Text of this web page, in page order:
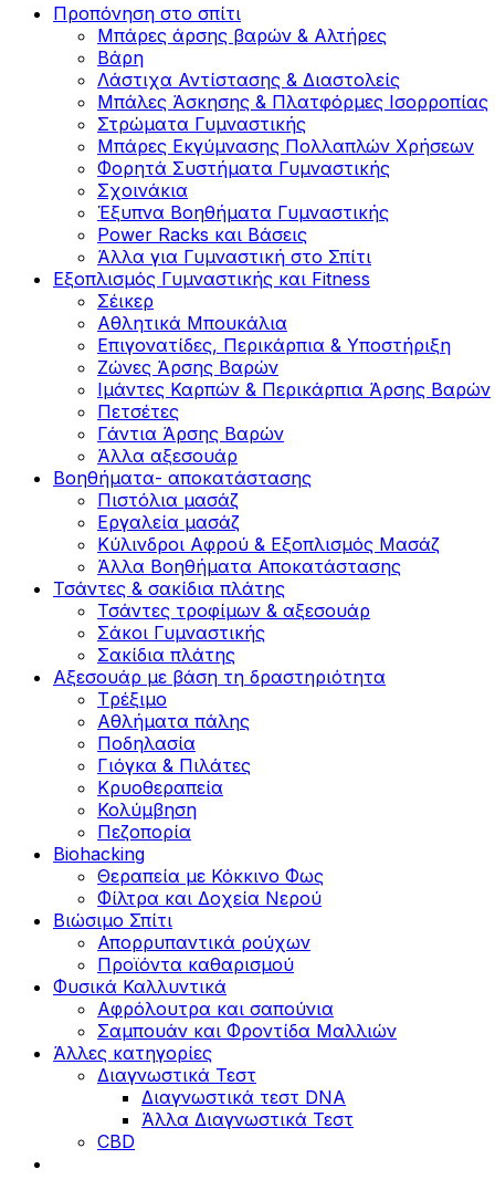
Προπόνηση στο σπίτι
Μπάρες άρσης βαρών & Αλτήρες
Βάρη
Λάστιχα Αντίστασης & Διαστολείς
Μπάλες Άσκησης & Πλατφόρμες Ισορροπίας
Στρώματα Γυμναστικής
Μπάρες Εκγύμνασης Πολλαπλών Χρήσεων
Φορητά Συστήματα Γυμναστικής
Σχοινάκια
Έξυπνα Βοηθήματα Γυμναστικής
Power Racks και Βάσεις
Άλλα για Γυμναστική στο Σπίτι
Εξοπλισμός Γυμναστικής και Fitness
Σέικερ
Αθλητικά Μπουκάλια
Επιγονατίδες, Περικάρπια & Υποστήριξη
Ζώνες Άρσης Βαρών
Ιμάντες Καρπών & Περικάρπια Άρσης Βαρών
Πετσέτες
Γάντια Άρσης Βαρών
Άλλα αξεσουάρ
Βοηθήματα- αποκατάστασης
Πιστόλια μασάζ
Εργαλεία μασάζ
Κύλινδροι Αφρού & Εξοπλισμός Μασάζ
Άλλα Βοηθήματα Αποκατάστασης
Τσάντες & σακίδια πλάτης
Τσάντες τροφίμων & αξεσουάρ
Σάκοι Γυμναστικής
Σακίδια πλάτης
Αξεσουάρ με βάση τη δραστηριότητα
Tρέξιμο
Αθλήματα πάλης
Ποδηλασία
Γιόγκα & Πιλάτες
Κρυοθεραπεία
Κολύμβηση
Πεζοπορία
Biohacking
Θεραπεία με Κόκκινο Φως
Φίλτρα και Δοχεία Νερού
Βιώσιμο Σπίτι
Απορρυπαντικά ρούχων
Προϊόντα καθαρισμού
Φυσικά Καλλυντικά
Αφρόλουτρα και σαπούνια
Σαμπουάν και Φροντίδα Μαλλιών
Άλλες κατηγορίες
Διαγνωστικά Τεστ
Διαγνωστικά τεστ DNA
Άλλα Διαγνωστικά Τεστ
CBD